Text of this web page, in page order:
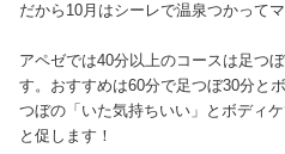
だから10月はシーレで温泉つかって
アペゼでは40分以上のコースは足つ
す。おすすめは60分で足つぼ30分と
つぼの「いた気持ちいい」とボディ
と促します！